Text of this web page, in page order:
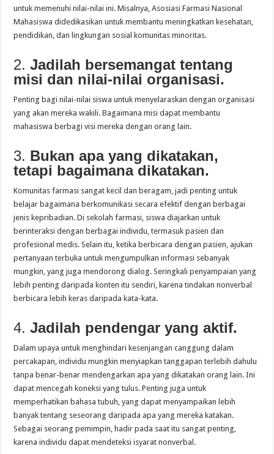
untuk memenuhi nilai-nilai ini. Misalnya, Asosiasi Farmasi Nasional
Mahasiswa didedikasikan untuk membantu meningkatkan kesehatan,
pendidikan, dan lingkungan sosial komunitas minoritas.
2.Jadilah bersemangat tentang
misi dan nilai-nilai organisasi.
Penting bagi nilai-nilai siswa untuk menyelaraskan dengan organisasi
yang akan mereka wakili. Bagaimana misi dapat membantu
mahasiswa berbagi visi mereka dengan orang lain.
3. Bukan apa yang dikatakan,
tetapi bagaimana dikatakan.
Komunitas farmasi sangat kecil dan beragam, jadi penting untuk
belajar bagaimana berkomunikasi secara efektif dengan berbagai
jenis kepribadian. Di sekolah farmasi, siswa diajarkan untuk
berinteraksi dengan berbagai individu, termasuk pasien dan
profesional medis. Selain itu, ketika berbicara dengan pasien, ajukan
pertanyaan terbuka untuk mengumpulkan informasi sebanyak
mungkin, yang juga mendorong dialog. Seringkali penyampaian yang
lebih penting daripada konten itu sendiri, karena tindakan nonverbal
berbicara lebih keras daripada kata-kata.
4.Jadilah pendengar yang aktif.
Dalam upaya untuk menghindari kesenjangan canggung dalam
percakapan, individu mungkin menyiapkan tanggapan terlebih dahulu
tanpa benar-benar mendengarkan apa yang dikatakan orang lain. Ini
dapat mencegah koneksi yang tulus. Penting juga untuk
memperhatikan bahasa tubuh, yang dapat menyampaikan lebih
banyak tentang seseorang daripada apa yang mereka katakan.
Sebagai seorang pemimpin, hadir pada saat itu sangat penting,
karena individu dapat mendeteksi isyarat nonverbal.